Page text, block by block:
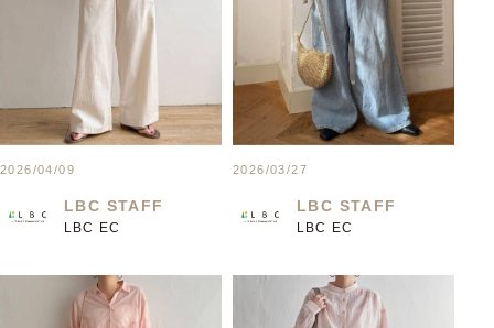
2026/04/09
LBC STAFF
LBC EC
2026/03/27
LBC STAFF
LBC EC